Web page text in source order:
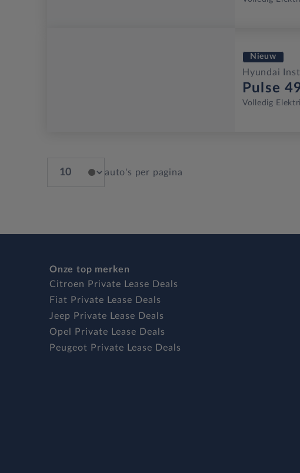
Nieuw
Hyundai
Pulse
Volledig
auto's per pagina
Onze top merken
Citroen Private Lease Deals
Fiat Private Lease Deals
Jeep Private Lease Deals
Opel Private Lease Deals
Peugeot Private Lease Deals